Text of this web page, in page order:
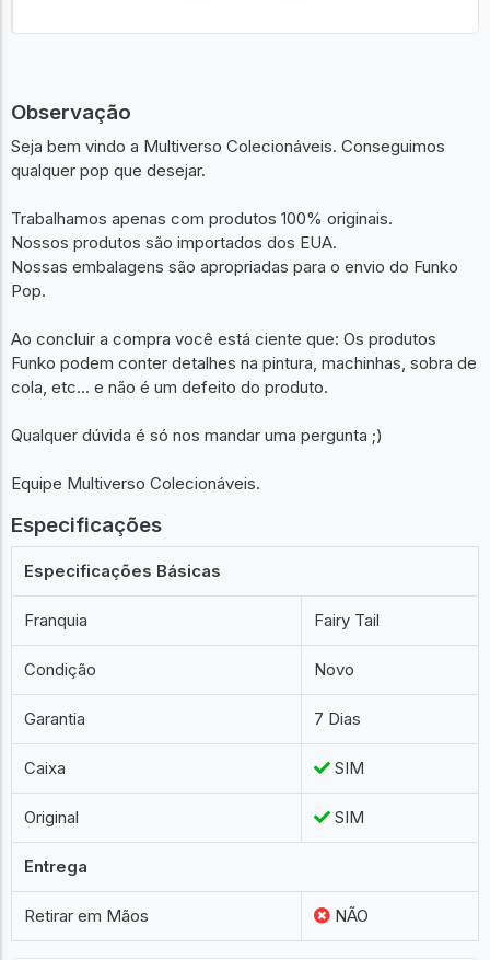
Observação
Seja bem vindo a Multiverso Colecionáveis. Conseguimos
qualquer pop que desejar.
Trabalhamos apenas com produtos 100% originais.
Nossos produtos são importados dos EUA.
Nossas embalagens são apropriadas para o envio do Funko
Pop.
Ao concluir a compra você está ciente que: Os produtos
Funko podem conter detalhes na pintura, machinhas, sobra de
cola, etc... e não é um defeito do produto.
Qualquer dúvida é só nos mandar uma pergunta ;)
Equipe Multiverso Colecionáveis.
Especificações
Especificações Básicas
Franquia Fairy Tail
Condição Novo
Garantia 7 Dias
Caixa SIM
Original SIM
Entrega
Retirar em Mãos NÃO